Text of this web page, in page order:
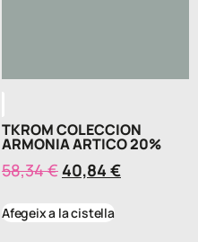
TKROM COLECCION
ARMONIA ARTICO 20%
58,34€ 40,84 €
Afegeix a la cistella